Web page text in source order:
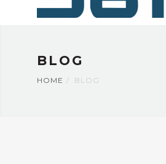
BLOG
HOME BLOG